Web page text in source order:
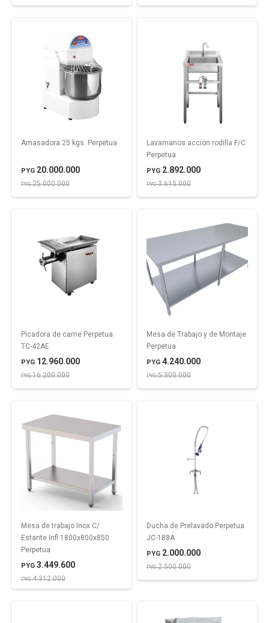
Amasadora 25 kgs. Perpetua
PYG 20.000.000
PYG25.000.000
Lavamanos accion rodilla F/C
Perpetua
PYG 2.892.000
PYG3.615.000
Picadora de carne Perpetua
TC-42AE
PYG 12.960.000
PYG16.200.000
Mesa de Trabajo y de Montaje
Perpetua
PYG 4.240.000
PYG5.300.000
Mesa de trabajo Inox C/
Estante Infl 1800x800x850
Perpetua
PYG 3.449.600
PYG4.312.000
Ducha de Prelavado Perpetua
JC-188A
PYG 2.000.000
PYG2.500.000